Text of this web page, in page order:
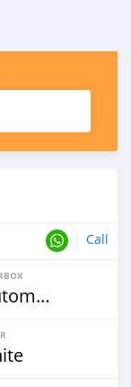
Call
Automatic